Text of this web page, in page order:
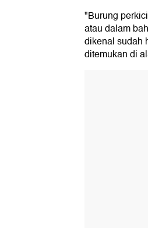
"Burung
atau dalam
dikenal sudah
ditemukan di